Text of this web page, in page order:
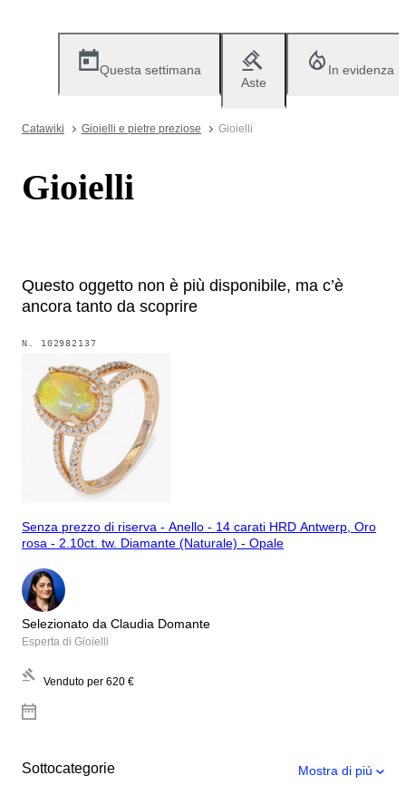
Questa settimana
Aste
In evidenza
Catawiki Gioielli e pietre preziose Gioielli
Gioielli
Questo oggetto non è più disponibile, ma c’è
ancora tanto da scoprire
N. 102982137
Senza prezzo di riserva - Anello - 14 carati HRD Antwerp, Oro
rosa - 2.10ct. tw. Diamante (Naturale) - Opale
Selezionato da Claudia Domante
Esperta di Gioielli
Venduto per 620 €
Sottocategorie Mostra di più